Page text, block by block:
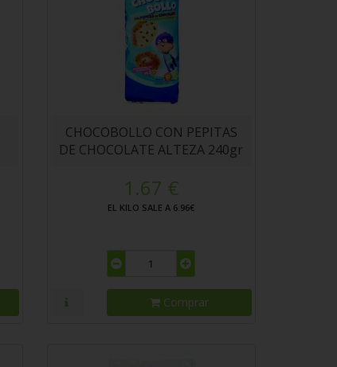
CHOCOBOLLO CON PEPITAS
DE CHOCOLATE ALTEZA 240gr
1.67 €
EL KILO SALE A 6.96€
Comprar